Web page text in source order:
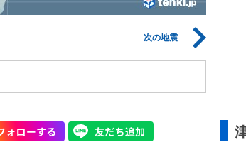
次の地震